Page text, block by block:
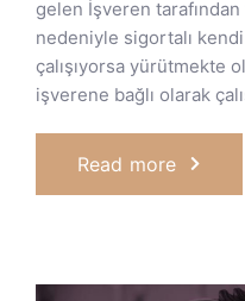
gelen İşveren
nedeniyle sigortalı kendi
çalışıyorsa yürütmekte
işverene bağlı olarak
Read more